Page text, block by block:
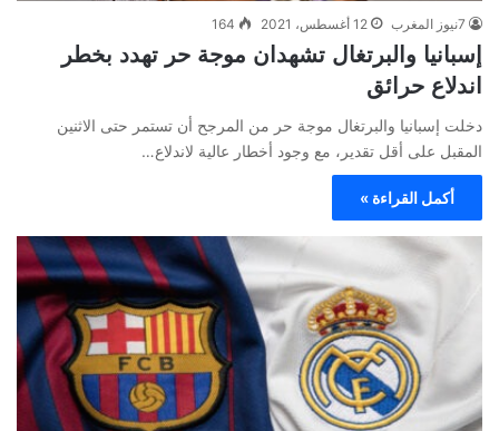
7نيوز المغرب 12 أغسطس، 2021 164
إسبانيا والبرتغال تشهدان موجة حر تهدد بخطر
اندلاع حرائق
دخلت إسبانيا والبرتغال موجة حر من المرجح أن تستمر حتى الاثنين
المقبل على أقل تقدير، مع وجود أخطار عالية لاندلاع…
أكمل القراءة »